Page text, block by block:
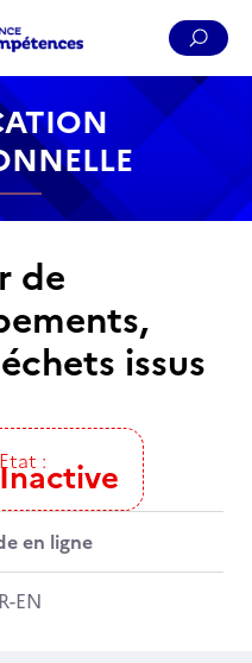
Pied de page
de
issus
Etat :
Inactive
en ligne
-EN